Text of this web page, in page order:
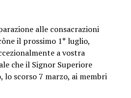
alle consacrazioni
il prossimo 1° luglio,
a vostra
che il Signor Superiore
lo scorso 7 marzo, ai membri